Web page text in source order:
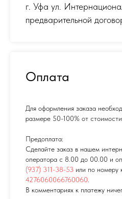
г. Уфа ул.
предварительной
Оплата
Для оформления заказа
размере 50-100% от стоимости
Предоплата:
Сделайте заказ в нашем
оператора с 8.00 до 00.00 и
(937) 311-38-53 или по
4276060066760060
В комментариях к платежу